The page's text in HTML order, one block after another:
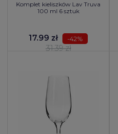
Komplet kieliszków Lav Truva
100 ml 6 sztuk
17.99 zł -42%
31.39 zł